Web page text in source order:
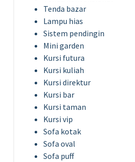
Tenda bazar
Lampu hias
Sistem pendingin
Mini garden
Kursi futura
Kursi kuliah
Kursi direktur
Kursi bar
Kursi taman
Kursi vip
Sofa kotak
Sofa oval
Sofa puff